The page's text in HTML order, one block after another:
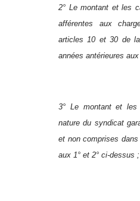
2° Le montant et les
afférentes aux
articles 10 et 30 de
années antérieures
3° Le montant et
nature du syndicat
et non comprises
aux 1° et 2° ci-dessus ;